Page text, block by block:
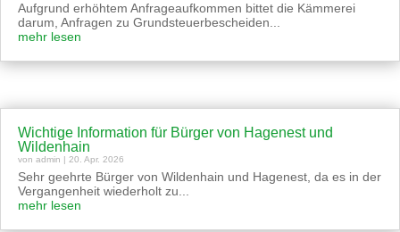
Aufgrund erhöhtem Anfrageaufkommen bittet die Kämmerei
darum, Anfragen zu Grundsteuerbescheiden...
mehr lesen
Wichtige Information für Bürger von Hagenest und
Wildenhain
von admin | 20. Apr. 2026
Sehr geehrte Bürger von Wildenhain und Hagenest, da es in der
Vergangenheit wiederholt zu...
mehr lesen